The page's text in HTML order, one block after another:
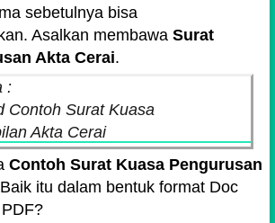
sebetulnya bisa
Asalkan membawa Surat
Akta Cerai.
:
Contoh Surat Kuasa
Akta Cerai
Contoh Surat Kuasa Pengurusan
itu dalam bentuk format Doc